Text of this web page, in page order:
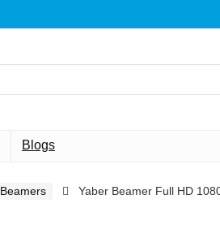
Blogs
Beamers
Yaber Beamer Full HD